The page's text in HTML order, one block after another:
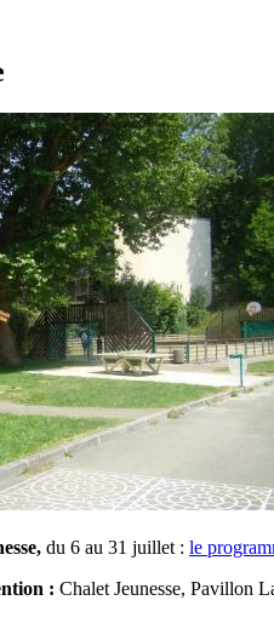
du 6 au 31 juillet : le
: Chalet Jeunesse, Pavillon